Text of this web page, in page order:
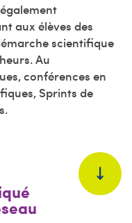
aux élèves des
scientifique
Au
conférences en
Sprints de